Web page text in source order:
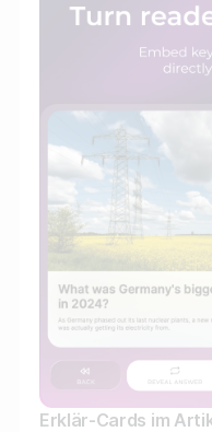
Erklär-Cards im